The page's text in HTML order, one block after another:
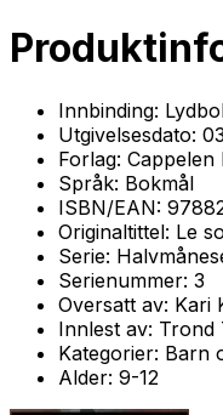
Innbinding:
Utgivelsesdato:
Forlag: Cappelen
Språk: Bokmål
ISBN/EAN:
Originaltittel: Le
Serie:
Serienummer: 3
Oversatt av: Kari
Innlest av: Trond
Kategorier: Barn
Alder: 9-12